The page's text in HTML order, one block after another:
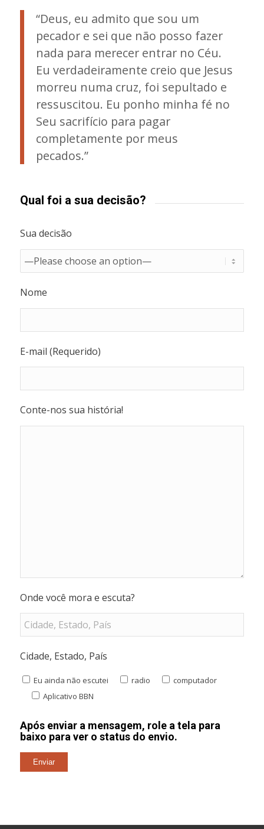
“Deus, eu admito que sou um
pecador e sei que não posso fazer
nada para merecer entrar no Céu.
Eu verdadeiramente creio que Jesus
morreu numa cruz, foi sepultado e
ressuscitou. Eu ponho minha fé no
Seu sacrifício para pagar
completamente por meus
pecados.”
Qual foi a sua decisão?
Sua decisão
Nome
E-mail (Requerido)
Conte-nos sua história!
Onde você mora e escuta?
Cidade, Estado, País
Eu ainda não escutei radio
computador
Aplicativo BBN
Após enviar a mensagem, role a tela para
baixo para ver o status do envio.